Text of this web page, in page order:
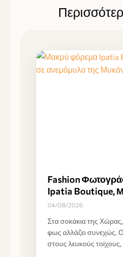
Fashion
Ipatia Boutique,
04/08/2026
Στα σοκάκια της Χώρας,
φως αλλάζει συνεχώς.
στους λευκούς